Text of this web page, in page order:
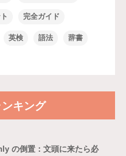
完全ガイド
英検 語法 辞書
キング
の倒置：文頭に来たら必